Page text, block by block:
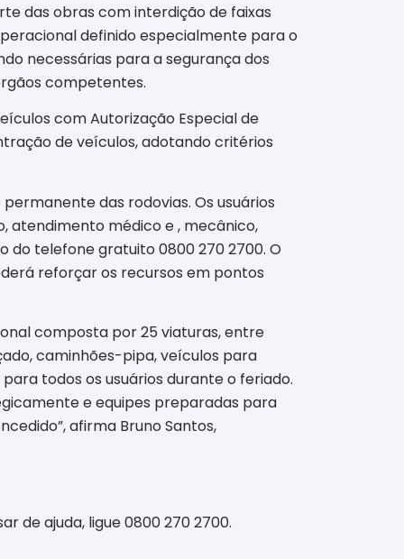
das obras com interdição de faixas
definido especialmente para o
necessárias para a segurança dos
competentes.
com Autorização Especial de
de veículos, adotando critérios
das rodovias. Os usuários
atendimento médico e , mecânico,
do telefone gratuito 0800 270 2700. O
reforçar os recursos em pontos
composta por 25 viaturas, entre
caminhões-pipa, veículos para
todos os usuários durante o feriado.
e equipes preparadas para
afirma Bruno Santos,
de ajuda, ligue 0800 270 2700.